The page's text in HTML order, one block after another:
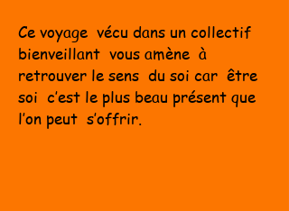
Ce voyage vécu dans un collectif
bienveillant vous amène à
retrouver le sens du soi car être
soi c’est le plus beau présent que
l’on peut s’offrir.